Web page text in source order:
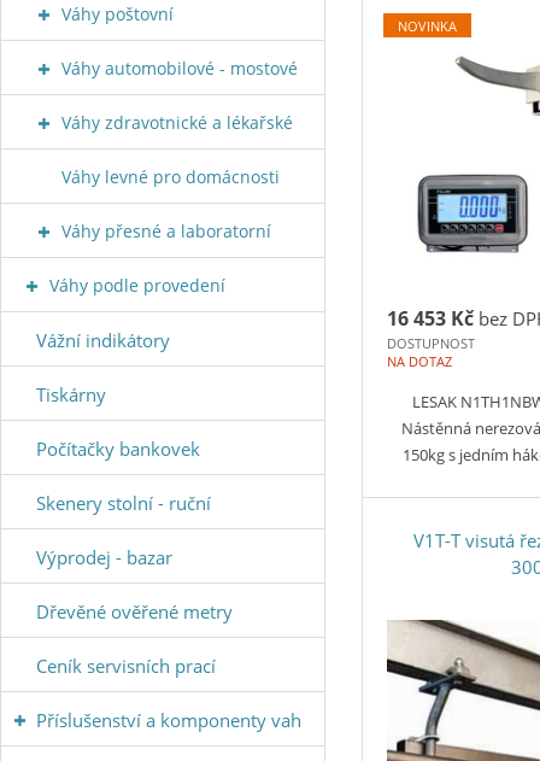
16 453 Kč bez
DOSTUPNOST
NA DOTAZ
LESAK
Nástěnná
150kg s jedním
NOVINKA
V1T-T visutá
Váhy poštovní
Váhy automobilové - mostové
Váhy zdravotnické a lékařské
Váhy levné pro domácnosti
Váhy přesné a laboratorní
Váhy podle provedení
Vážní indikátory
Tiskárny
Počítačky bankovek
Skenery stolní - ruční
Výprodej - bazar
Dřevěné ověřené metry
Ceník servisních prací
Příslušenství a komponenty vah